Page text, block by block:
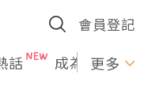
會員登記
話 成為U更多